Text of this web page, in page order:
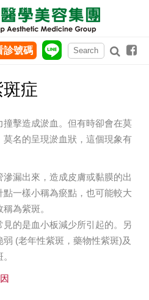
症
擊造成淤血。但有時卻會在莫
名的呈現淤血狀，這個現象有
漏出來，造成皮膚或黏膜的出
一樣小稱為瘀點，也可能較大
為紫斑。
的是血小板減少所引起的。另
(老年性紫斑，藥物性紫斑)及
診號碼